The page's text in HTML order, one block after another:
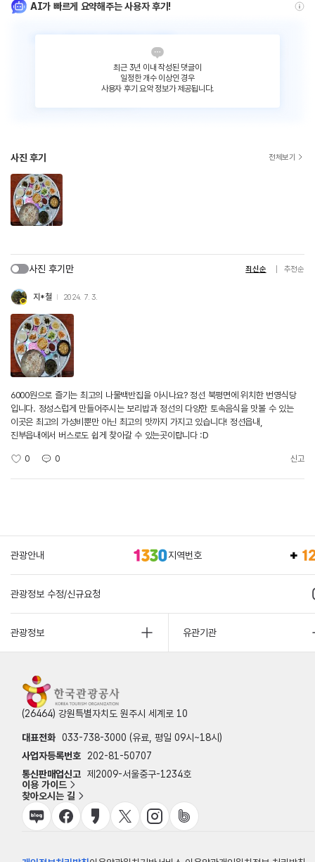
AI가 빠르게 요약해주는 사용자 후기!
최근 3년 이내 작성된 댓글이
일정한 개수 이상인 경우
사용자 후기 요약 정보가 제공됩니다.
사진 후기 전체보기
사진 후기만 최신순 추천순
지*철 2024. 7. 3.
6000원으로 즐기는 최고의 나물백반집을 아시나요? 정선 북평면에 위치한 번영식당
입니다. 정성스럽게 만들어주시는 보리밥과 정선의 다양한 토속음식을 맛볼 수 있는
이곳은 최고의 가성비뿐만 아닌 최고의 맛까지 가지고 있습니다! 정선읍내,
진부읍내에서 버스로도 쉽게 찾아갈 수 있는곳이랍니다 :D
0 0 신고
관광안내 지역번호
관광정보 수정/신규요청
관광정보 유관기관
(26464) 강원특별자치도 원주시 세계로 10
대표전화 033-738-3000 (유료, 평일 09시~18시)
사업자등록번호
202-81-50707
통신판매업신고 제2009-서울중구-1234호
이용 가이드
찾아오시는 길